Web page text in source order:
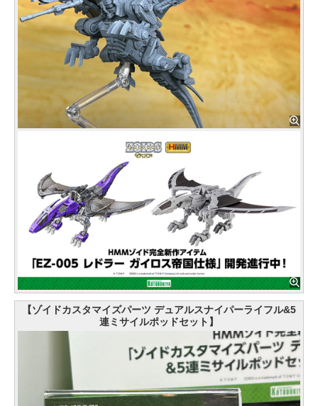
【ゾイドカスタマイズパーツ デュアルスナイパーライフル&5
連ミサイルポッドセット】